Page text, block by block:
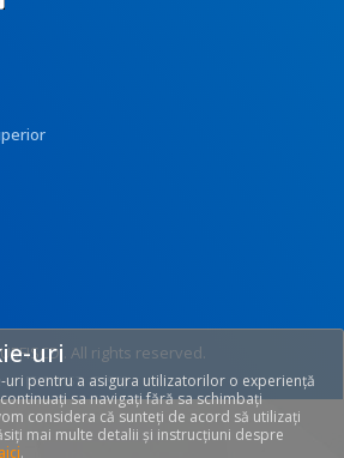
All rights reserved.
[T: 0.3157, O: 92]
uri
uri pentru a asigura utilizatorilor o experiență
sa navigați fără sa schimbați
considera că sunteți de acord să utilizați
mai multe detalii și instrucțiuni despre
aici.